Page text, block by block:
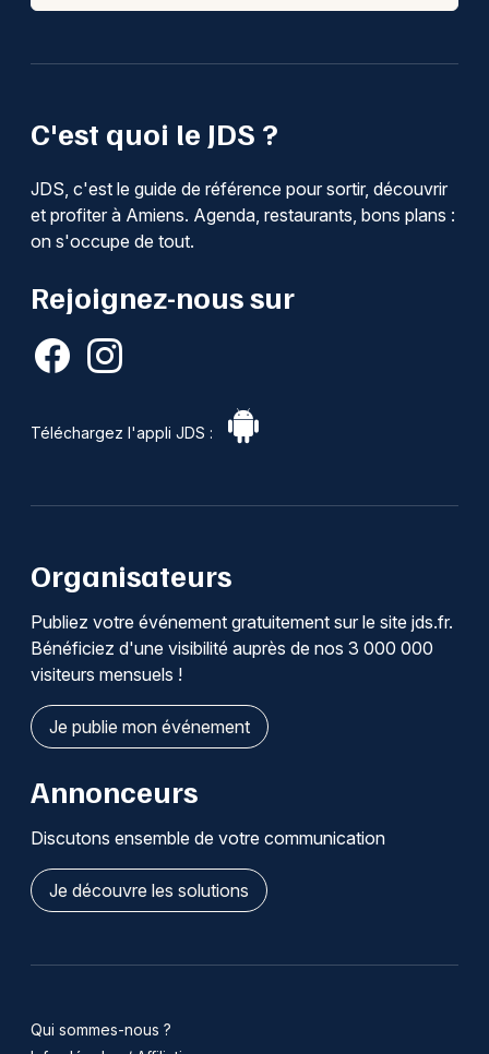
C'est quoi le JDS ?
JDS, c'est le guide de référence pour sortir, découvrir
et profiter à Amiens. Agenda, restaurants, bons plans :
on s'occupe de tout.
Rejoignez-nous sur
Téléchargez l'appli JDS :
Organisateurs
Publiez votre événement gratuitement sur le site jds.fr.
Bénéficiez d'une visibilité auprès de nos 3 000 000
visiteurs mensuels !
Je publie mon événement
Annonceurs
Discutons ensemble de votre communication
Je découvre les solutions
Qui sommes-nous ?